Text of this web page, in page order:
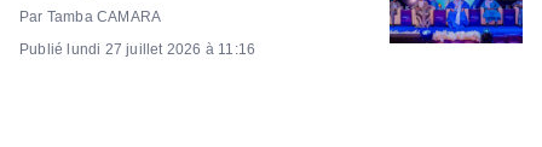
Par Tamba CAMARA
Publié lundi 27 juillet 2026 à 11:16